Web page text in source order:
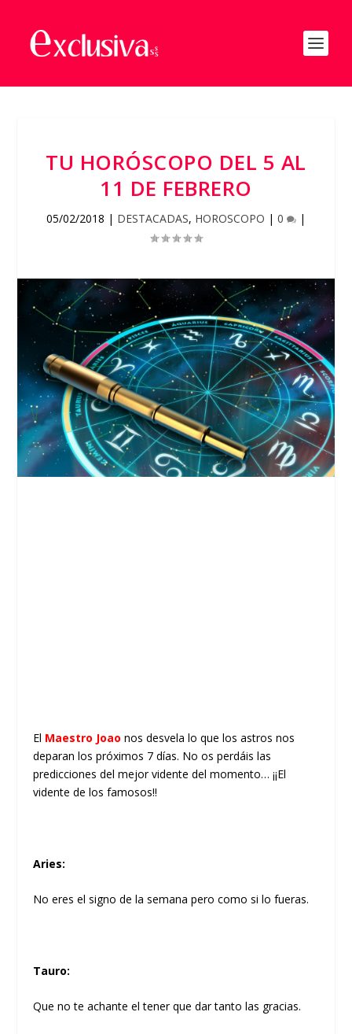
TU HORÓSCOPO DEL 5 AL
11 DE FEBRERO
05/02/2018 | DESTACADAS, HOROSCOPO | 0 |
El Maestro Joao nos desvela lo que los astros nos
deparan los próximos 7 días. No os perdáis las
predicciones del mejor vidente del momento… ¡¡El
vidente de los famosos!!
Aries:
No eres el signo de la semana pero como si lo fueras.
Tauro:
Que no te achante el tener que dar tanto las gracias.